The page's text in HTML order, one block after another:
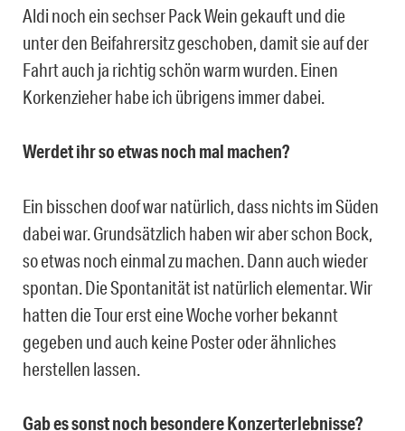
Aldi noch ein sechser Pack Wein gekauft und die
unter den Beifahrersitz geschoben, damit sie auf der
Fahrt auch ja richtig schön warm wurden. Einen
Korkenzieher habe ich übrigens immer dabei.
Werdet ihr so etwas noch mal machen?
Ein bisschen doof war natürlich, dass nichts im Süden
dabei war. Grundsätzlich haben wir aber schon Bock,
so etwas noch einmal zu machen. Dann auch wieder
spontan. Die Spontanität ist natürlich elementar. Wir
hatten die Tour erst eine Woche vorher bekannt
gegeben und auch keine Poster oder ähnliches
herstellen lassen.
Gab es sonst noch besondere Konzerterlebnisse?